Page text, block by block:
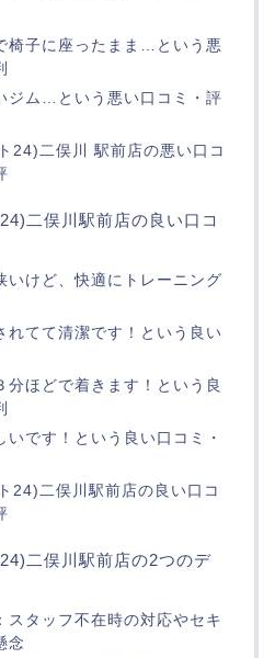
椅子に座ったまま…という悪
ジム…という悪い口コミ・評
24)二俣川 駅前店の悪い口コ
二俣川駅前店の良い口コ
いけど、快適にトレーニング
れてて清潔です！という良い
分ほどで着きます！という良
いです！という良い口コミ・
24)二俣川駅前店の良い口コ
二俣川駅前店の2つのデ
タッフ不在時の対応やセキ
念